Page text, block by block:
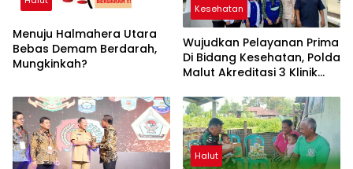
Menuju Halmahera Utara
Bebas Demam Berdarah,
Mungkinkah?
Kesehatan
Wujudkan Pelayanan Prima
Di Bidang Kesehatan, Polda
Malut Akreditasi 3 Klinik
Halut